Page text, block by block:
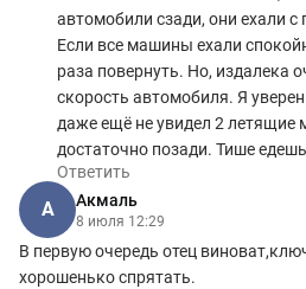
автомобили сзади, они ехали
Если все машины ехали
раза повернуть. Но, издалека
скорость автомобиля. Я
даже ещё не увидел 2
достаточно позади. Тише
Ответить
A Aкмаль
8 июля 12:29
В первую очередь отец
хорошенько спрятать.